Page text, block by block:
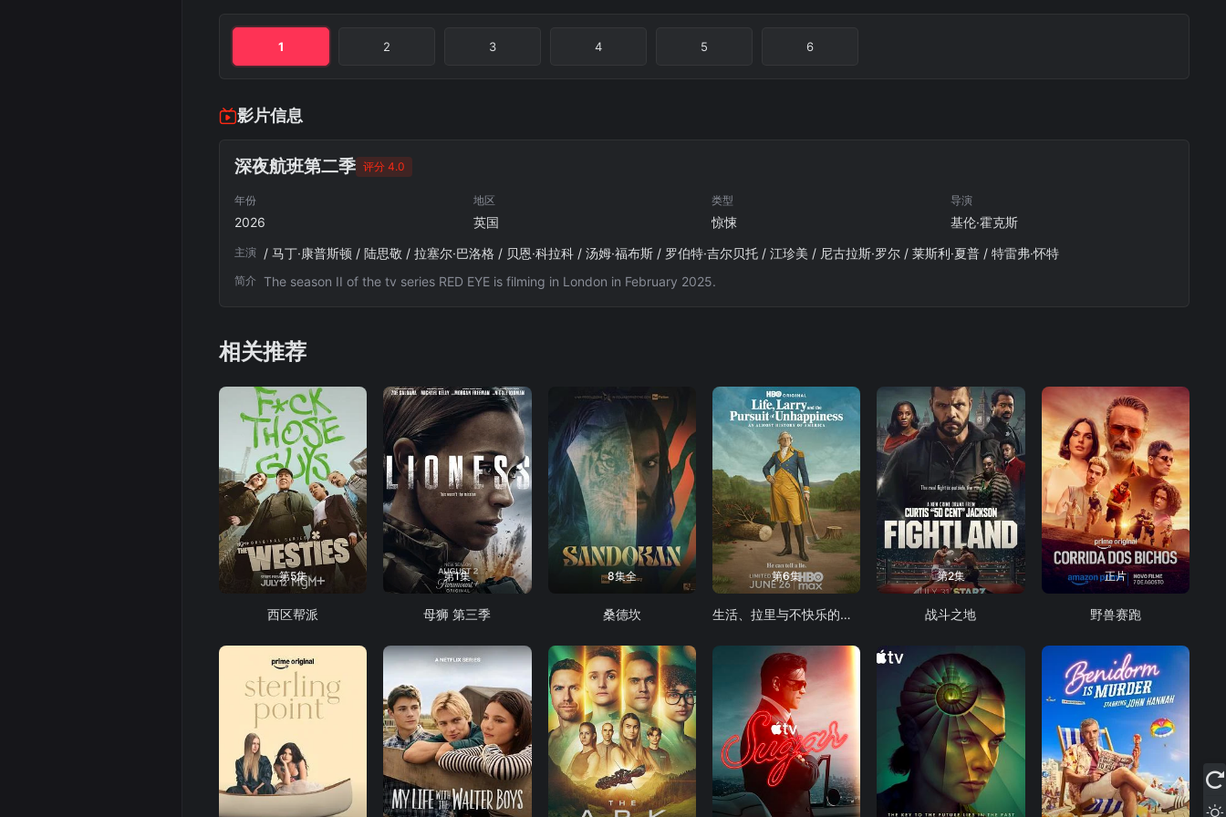
1 2 3 4 5 6
影片信息
深夜航班第二季 评分 4.0
年份
2026
地区
英国
类型
惊悚
导演
基伦·霍克斯
主演 / 马丁·康普斯顿 / 陆思敬 / 拉塞尔·巴洛格 / 贝恩·科拉科 / 汤姆·福布斯 / 罗伯特·吉尔贝托 / 江珍美 / 尼古拉斯·罗尔 / 莱斯利·夏普 / 特雷弗·怀特
简介 The season II of the tv series RED EYE is filming in London in February 2025.
相关推荐
第5集
西区帮派
第1集
母狮 第三季
8集全
桑德坎
第6集
生活、拉里与不快乐的追求：一部美国史
第2集
战斗之地
正片
野兽赛跑